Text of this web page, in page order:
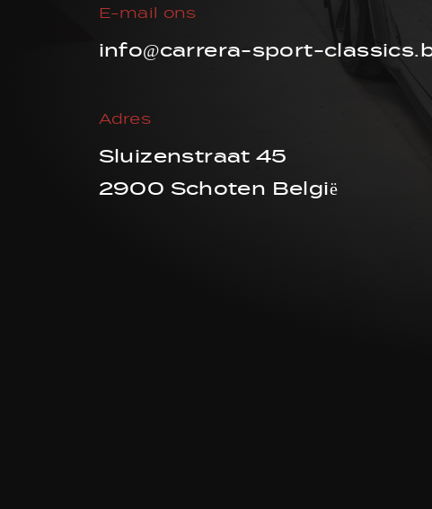
E-mail ons
info@carrera-sport-
Adres
Sluizenstraat 45
2900 Schoten België